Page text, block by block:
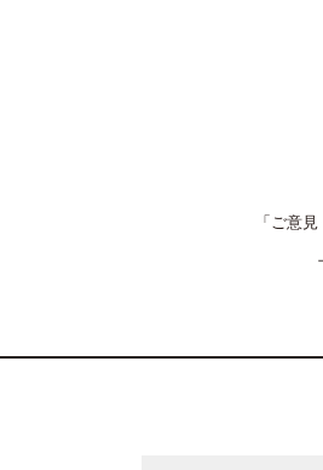
「ご意